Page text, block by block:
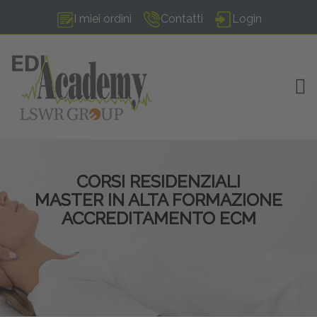
I miei ordini Contatti Login
CORSI RESIDENZIALI
MASTER IN ALTA FORMAZIONE
ACCREDITAMENTO ECM